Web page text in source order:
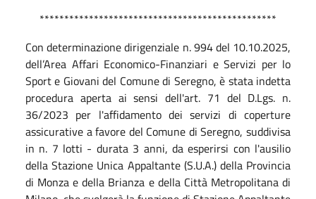
************************************************
Con determinazione dirigenziale n. 994 del 10.10.2025,
dell’Area Affari Economico-Finanziari e Servizi per lo
Sport e Giovani del Comune di Seregno, è stata indetta
procedura aperta ai sensi dell'art. 71 del D.Lgs. n.
36/2023 per l'affidamento dei servizi di coperture
assicurative a favore del Comune di Seregno, suddivisa
in n. 7 lotti - durata 3 anni, da esperirsi con l'ausilio
della Stazione Unica Appaltante (S.U.A.) della Provincia
di Monza e della Brianza e della Città Metropolitana di